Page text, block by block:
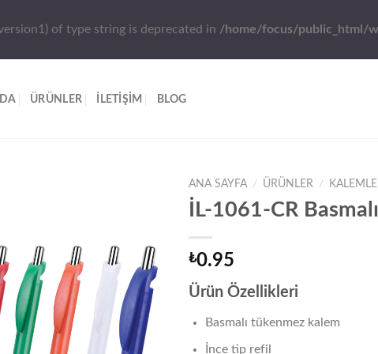
of type string is deprecated in /home/focus/public_html/
ÜRÜNLER İLETİŞİM BLOG
ANA SAYFA / ÜRÜNLER /
İL-1061-CR
₺0.95
Ürün Özellikleri
Basmalı tükenmez kalem
İnce tip refil